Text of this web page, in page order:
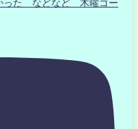
った などなど 木曜ゴー